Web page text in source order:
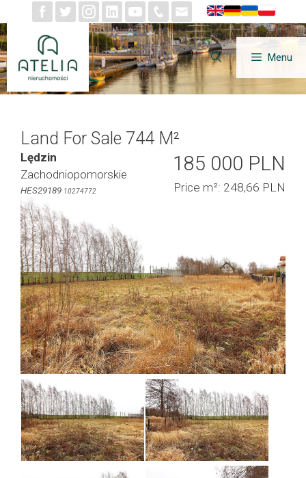
to
content
Menu
Land For Sale 744 M²
Lędzin
Zachodniopomorskie
HES29189 10274772
185 000 PLN
Price m²: 248,66 PLN